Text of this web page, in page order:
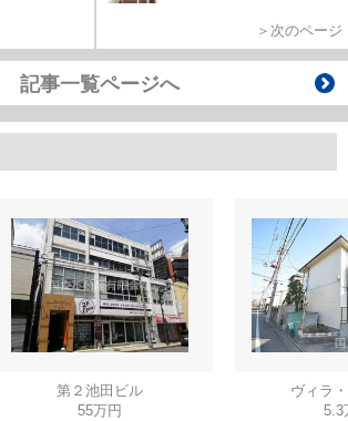
＞次のページ
記事一覧ページへ
第２池田ビル
55万円
ヴィラ
5.3